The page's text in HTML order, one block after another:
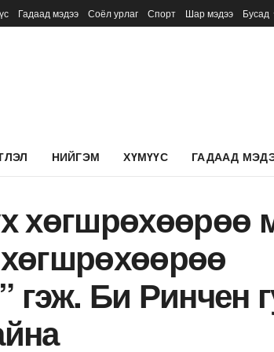
Гадаад мэдээ Соёл урлаг Спорт Шар мэдээ Бусад
НИЙГЭМ ХҮМҮҮС ГАДААД
хөгшрөхөөрөө
гэж. Би Ринчен